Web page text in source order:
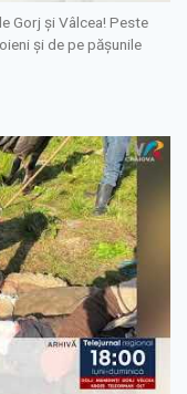
Gorj și Vâlcea! Peste
și de pe pășunile